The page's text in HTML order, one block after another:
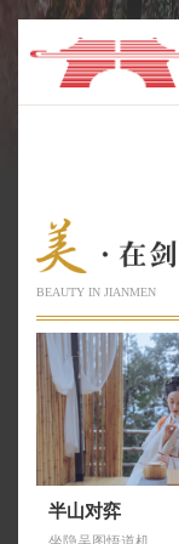
BEAUTY IN JIANMEN
半山对弈